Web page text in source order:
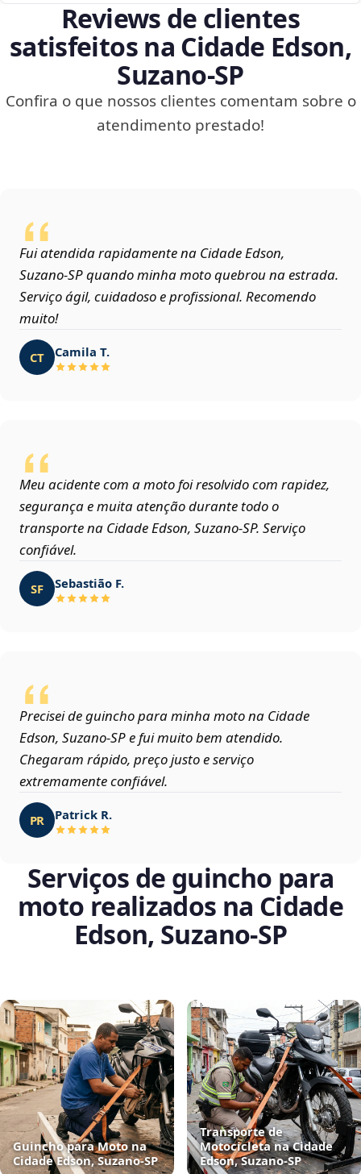
Reviews de clientes
satisfeitos na Cidade Edson,
Suzano‑SP
Confira o que nossos clientes comentam sobre o
atendimento prestado!
Fui atendida rapidamente na Cidade Edson,
Suzano‑SP quando minha moto quebrou na estrada.
Serviço ágil, cuidadoso e profissional. Recomendo
muito!
CT Camila T.
Meu acidente com a moto foi resolvido com rapidez,
segurança e muita atenção durante todo o
transporte na Cidade Edson, Suzano‑SP. Serviço
confiável.
SF Sebastião F.
Precisei de guincho para minha moto na Cidade
Edson, Suzano‑SP e fui muito bem atendido.
Chegaram rápido, preço justo e serviço
extremamente confiável.
PR Patrick R.
Serviços de guincho para
moto realizados na Cidade
Edson, Suzano‑SP
Guincho para Moto na
Cidade Edson, Suzano‑SP
Transporte de
Motocicleta na Cidade
Edson, Suzano‑SP